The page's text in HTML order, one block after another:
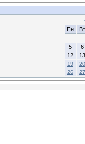
Пн
Вт
5
6
12
13
19
20
26
27